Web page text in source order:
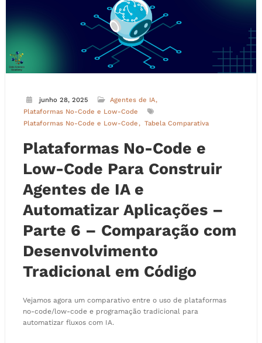
junho 28, 2025
Agentes de IA
Plataformas No-Code e Low-Code
Plataformas No-Code e Low-Code
Tabela Comparativa
Plataformas No-Code e
Low-Code Para Construir
Agentes de IA e
Automatizar Aplicações –
Parte 6 – Comparação com
Desenvolvimento
Tradicional em Código
Vejamos agora um comparativo entre o uso de plataformas
no-code/low-code e programação tradicional para
automatizar fluxos com IA.